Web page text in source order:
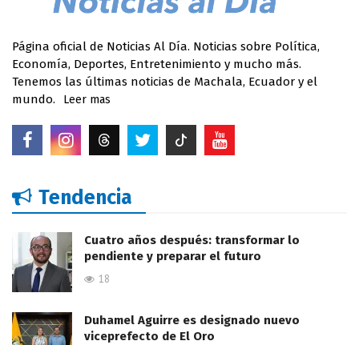
Página oficial de Noticias Al Día. Noticias sobre Política,
Economía, Deportes, Entretenimiento y mucho más.
Tenemos las últimas noticias de Machala, Ecuador y el
mundo.
Leer mas
Tendencia
Cuatro años después: transformar lo
pendiente y preparar el futuro
18
Duhamel Aguirre es designado nuevo
viceprefecto de El Oro